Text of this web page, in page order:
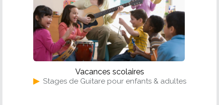
Vacances scolaires
▶ Stages de Guitare pour enfants & adultes